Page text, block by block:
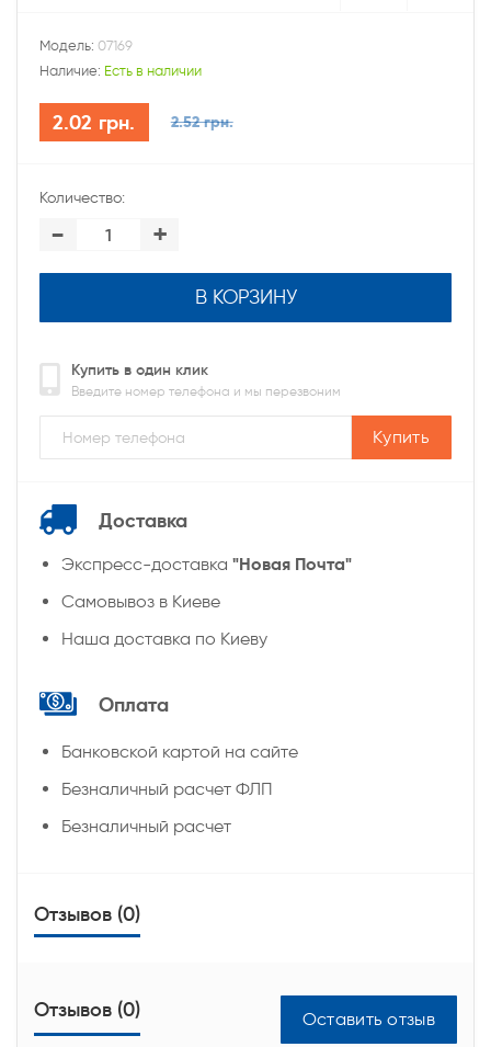
Модель: 07169
Наличие: Есть в наличии
2.02 грн. 2.52 грн.
Количество:
- +
В КОРЗИНУ
Купить в один клик
Введите номер телефона и мы перезвоним
Купить
Доставка
Экспресс-доставка "Новая Почта"
Самовывоз в Киеве
Наша доставка по Киеву
Оплата
Банковской картой на сайте
Безналичный расчет ФЛП
Безналичный расчет
Отзывов (0)
Отзывов (0) Оставить отзыв